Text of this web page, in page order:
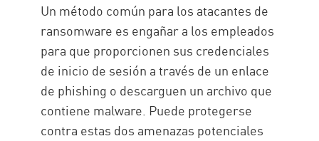
Un método común para los atacantes de
ransomware es engañar a los empleados
para que proporcionen sus credenciales
de inicio de sesión a través de un enlace
de phishing o descarguen un archivo que
contiene malware. Puede protegerse
contra estas dos amenazas potenciales